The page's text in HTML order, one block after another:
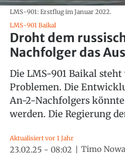
LMS-901: Erstflug im Januar 2022.
LMS-901 Baikal
Droht dem
Nachfolger das
Die LMS-901 Baikal
Problemen. Die
An-2-Nachfolgers
werden. Die Regierung
Aktualisiert vor 1 Jahr
23.02.25 - 08:02 Timo